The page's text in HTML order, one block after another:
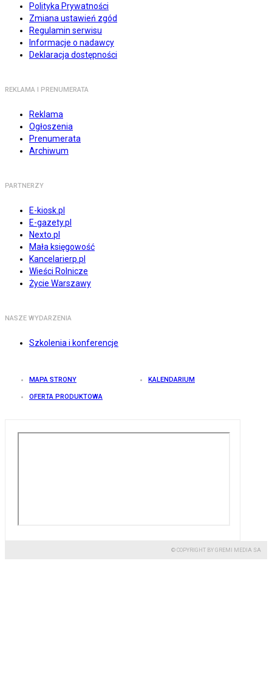
Polityka Prywatności
Zmiana ustawień zgód
Regulamin serwisu
Informacje o nadawcy
Deklaracja dostępności
REKLAMA I PRENUMERATA
Reklama
Ogłoszenia
Prenumerata
Archiwum
PARTNERZY
E-kiosk.pl
E-gazety.pl
Nexto.pl
Mała księgowość
Kancelarierp.pl
Wieści Rolnicze
Życie Warszawy
NASZE WYDARZENIA
Szkolenia i konferencje
MAPA STRONY KALENDARIUM
OFERTA PRODUKTOWA
© COPYRIGHT BY GREMI MEDIA SA